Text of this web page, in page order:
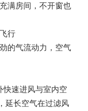
满房间，不开窗也
行
的气流动力，空气
速进风与室内空
延长空气在过滤风